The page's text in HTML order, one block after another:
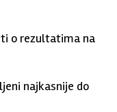
o rezultatima na
najkasnije do